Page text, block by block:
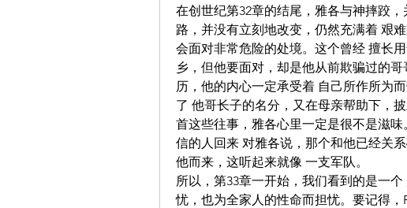
在创世纪第32章的结尾，雅各与神摔跤
路，并没有立刻地改变，仍然充满着 艰
会面对非常危险的处境。这个曾经 擅长
乡，但他要面对，却是他从前欺骗过的
历，他的内心一定承受着 自己所作所为
了 他哥长子的名分，又在母亲帮助下，
首这些往事，雅各心里一定是很不是滋
信的人回来 对雅各说，那个和他已经关
他而来，这听起来就像 一支军队。
所以，第33章一开始，我们看到的是一
忧，也为全家人的性命而担忧。要记得